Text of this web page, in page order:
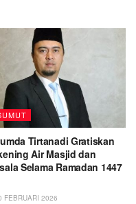
Tirtanadi Gratiskan
Air Masjid dan
Selama Ramadan 1447
FEBRUARI 2026